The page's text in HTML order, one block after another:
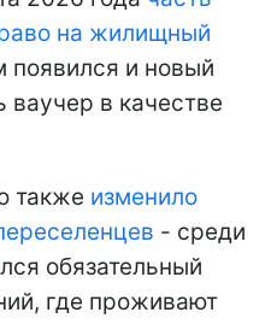
на жилищный
появился и новый
ваучер в качестве
также изменило
- среди
обязательный
где проживают